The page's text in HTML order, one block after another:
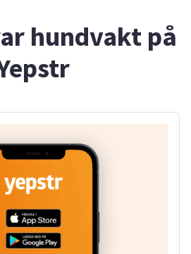
hundvakt på